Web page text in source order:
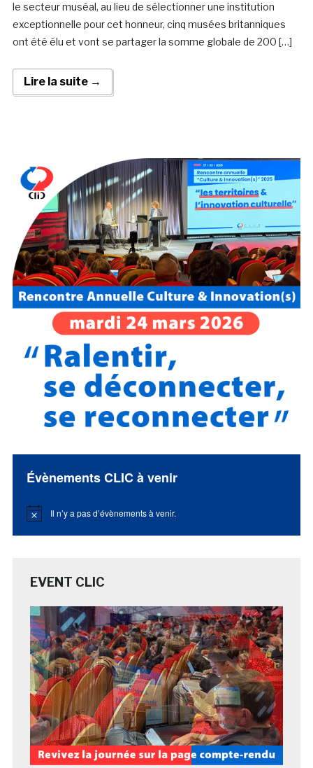
le secteur muséal, au lieu de sélectionner une institution
exceptionnelle pour cet honneur, cinq musées britanniques
ont été élu et vont se partager la somme globale de 200 […]
Lire la suite →
Évènements CLIC à venir
Notice Il n’y a pas d’évènements à venir.
EVENT CLIC